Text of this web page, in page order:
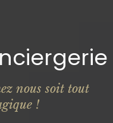
nous soit tout
!